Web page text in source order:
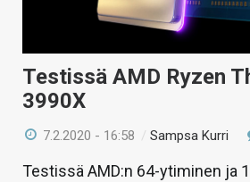
Testissä AMD Ryzen
3990X
7.2.2020 - 16:58 /Sampsa Kurri
Testissä AMD:n 64-ytiminen ja